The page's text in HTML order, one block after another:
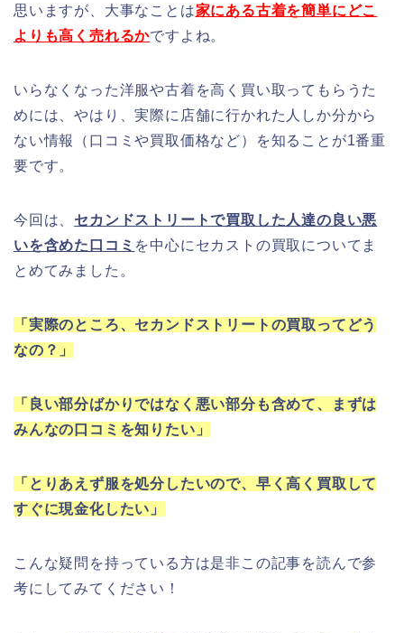
思いますが、大事なことは家にある古着を簡単にどこ
よりも高く売れるかですよね。
いらなくなった洋服や古着を高く買い取ってもらうた
めには、やはり、実際に店舗に行かれた人しか分から
ない情報（口コミや買取価格など）を知ることが1番重
要です。
今回は、 セカンドストリートで買取した人達の良い悪
いを含めた口コミ を中心にセカストの買取についてま
とめてみました。
「実際のところ、セカンドストリートの買取ってどう
なの？」
「良い部分ばかりではなく悪い部分も含めて、まずは
みんなの口コミを知りたい」
「とりあえず服を処分したいので、早く高く買取して
すぐに現金化したい」
こんな疑問を持っている方は是非この記事を読んで参
考にしてみてください！